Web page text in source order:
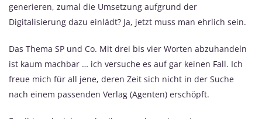
generieren, zumal die Umsetzung aufgrund der
Digitalisierung dazu einlädt? Ja, jetzt muss man ehrlich sein.
Das Thema SP und Co. Mit drei bis vier Worten abzuhandeln
ist kaum machbar … ich versuche es auf gar keinen Fall. Ich
freue mich für all jene, deren Zeit sich nicht in der Suche
nach einem passenden Verlag (Agenten) erschöpft.